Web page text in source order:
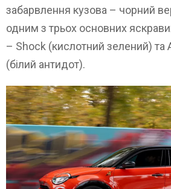
забарвлення кузова – чорний
одним з трьох основних
– Shock (кислотний зелений) та
(білий антидот).